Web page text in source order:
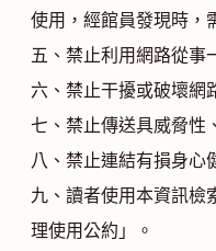
使用，經館員發現時，
五、禁止利用網路從事
六、禁止干擾或破壞網
七、禁止傳送具威脅性
八、禁止連結有損身心
九、讀者使用本資訊檢
理使用公約」。